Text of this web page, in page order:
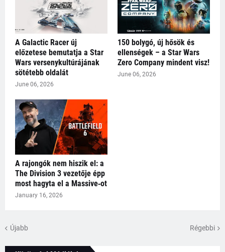
A Galactic Racer új
előzetese bemutatja a Star
Wars versenykultúrájának
sötétebb oldalát
June 06, 2026
150 bolygó, új hősök és
ellenségek – a Star Wars
Zero Company mindent visz!
June 06, 2026
A rajongók nem hiszik el: a
The Division 3 vezetője épp
most hagyta el a Massive‑ot
January 16, 2026
Újabb Régebbi